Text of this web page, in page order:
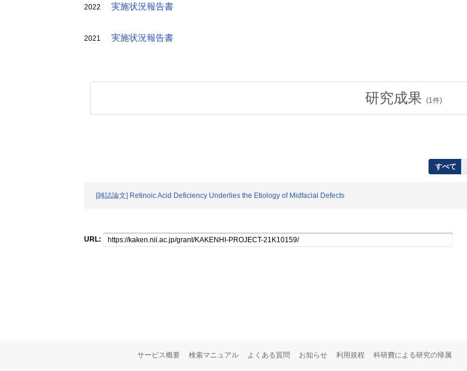
2022 実施状況報告書
2021 実施状況報告書
研究成果 (1件)
すべて
[雑誌論文] Retinoic Acid Deficiency Underlies the Etiology of Midfacial Defects
URL:
サービス概要 検索マニュアル よくある質問 お知らせ 利用規程 科研費による研究の帰属